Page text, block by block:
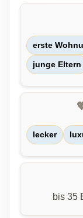
erste
junge Eltern
lecker
bis 35